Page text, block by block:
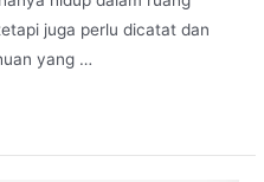
juga perlu dicatat dan
yang …